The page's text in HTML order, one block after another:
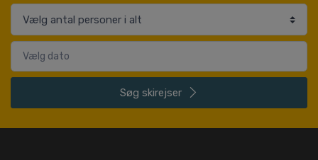
Søg skirejser